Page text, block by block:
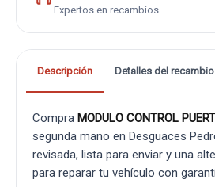
Expertos en recambios
Descripción Detalles del recambio
Compra MODULO CONTROL
segunda mano en Desguaces
revisada, lista para enviar y una
para reparar tu vehículo con